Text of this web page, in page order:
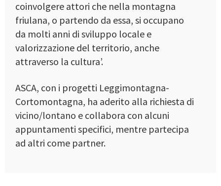
coinvolgere attori che nella montagna
friulana, o partendo da essa, si occupano
da molti anni di sviluppo locale e
valorizzazione del territorio, anche
attraverso la cultura’.
ASCA, con i progetti Leggimontagna-
Cortomontagna, ha aderito alla richiesta di
vicino/lontano e collabora con alcuni
appuntamenti specifici, mentre partecipa
ad altri come partner.